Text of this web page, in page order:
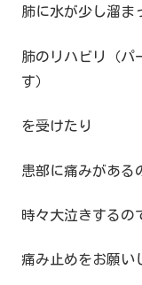
肺に水が少し溜ま
肺のリハビリ（パ
す）
を受けたり
患部に痛みがある
時々大泣きするの
痛み止めをお願い